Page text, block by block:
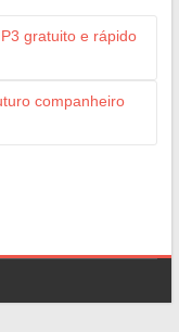
gratuito e rápido
companheiro